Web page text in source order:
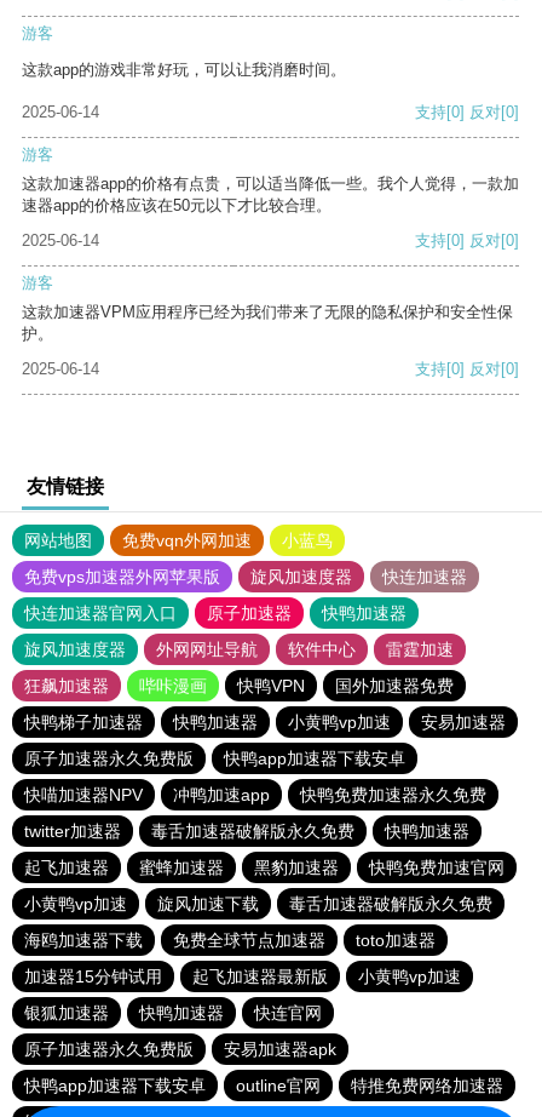
游客
这款app的游戏非常好玩，可以让我消磨时间。
2025-06-14 支持[0] 反对[0]
游客
这款加速器app的价格有点贵，可以适当降低一些。我个人觉得，一款加
速器app的价格应该在50元以下才比较合理。
2025-06-14
支持[0] 反对[0]
游客
这款加速器VPM应用程序已经为我们带来了无限的隐私保护和安全性保
护。
2025-06-14
支持[0] 反对[0]
友情链接
网站地图 免费vqn外网加速
小蓝鸟
免费vps加速器外网苹果版
旋风加速度器
快连加速器
快连加速器官网入口
原子加速器
快鸭加速器
旋风加速度器
外网网址导航 软件中心
雷霆加速
狂飙加速器
哔咔漫画 快鸭VPN
国外加速器免费
快鸭梯子加速器
快鸭加速器 小黄鸭vp加速
安易加速器
原子加速器永久免费版
快鸭app加速器下载安卓
快喵加速器NPV
冲鸭加速app
快鸭免费加速器永久免费
twitter加速器
毒舌加速器破解版永久免费
快鸭加速器
起飞加速器
蜜蜂加速器 黑豹加速器
快鸭免费加速官网
小黄鸭vp加速
旋风加速下载
毒舌加速器破解版永久免费
海鸥加速器下载
免费全球节点加速器
toto加速器
加速器15分钟试用
起飞加速器最新版
小黄鸭vp加速
银狐加速器
快鸭加速器
快连官网
原子加速器永久免费版
安易加速器apk
快鸭app加速器下载安卓
outline官网
特推免费网络加速器